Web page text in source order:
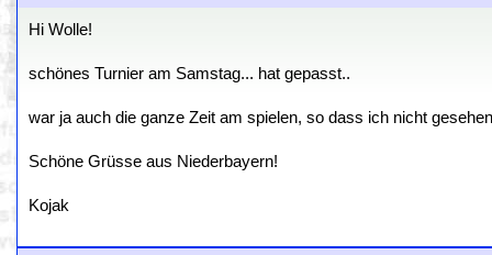
Hi Wolle!
schönes Turnier am Samstag... hat gepasst..
war ja auch die ganze Zeit am spielen, so dass ich nicht
Schöne Grüsse aus Niederbayern!
Kojak